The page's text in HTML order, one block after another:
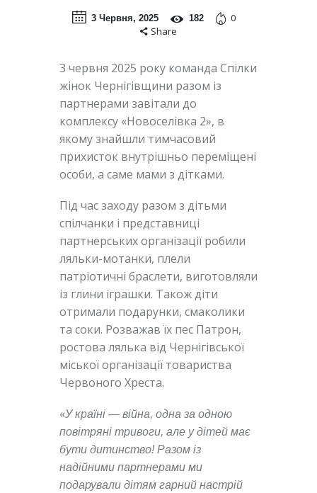
3 Червня, 2025 182
0
Share
3 червня 2025 року команда Спілки
жінок Чернігівщини разом із
партнерами завітали до
комплексу «Новоселівка 2», в
якому знайшли тимчасовий
прихисток внутрішньо переміщені
особи, а саме мами з дітками.
Під час заходу разом з дітьми
спілчанки і представниці
партнерських організації робили
ляльки-мотанки, плели
патріотичні браслети, виготовляли
із глини іграшки. Також діти
отримали подарунки, смаколики
та соки. Розважав їх пес Патрон,
ростова лялька від Чернігівської
міської організації товариства
Червоного Хреста.
«У країні — війна, одна за одною
повітряні тривоги, але у дітей має
бути дитинство! Разом із
надійними партнерами ми
подарували дітям гарний настрій